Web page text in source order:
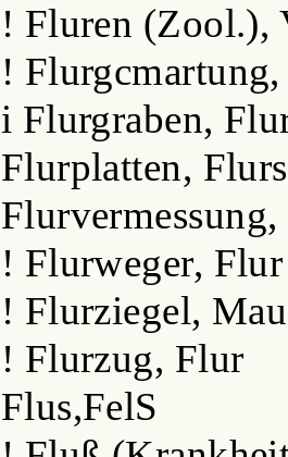
! Fluren (Zool.),
!
i Flurgraben,
Flurplatten,
! Flurweger, Flur
! Flurziegel,
! Flurzug, Flur
Flus,FelS